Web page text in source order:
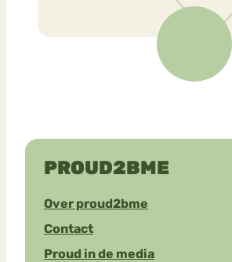
PROUD2BME
Over proud2bme
Contact
Proud in de media